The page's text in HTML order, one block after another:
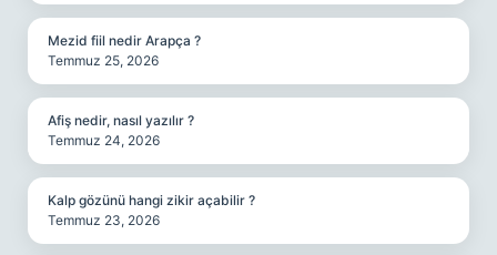
Mezid fiil nedir Arapça ?
Temmuz 25, 2026
Afiş nedir, nasıl yazılır ?
Temmuz 24, 2026
Kalp gözünü hangi zikir açabilir ?
Temmuz 23, 2026